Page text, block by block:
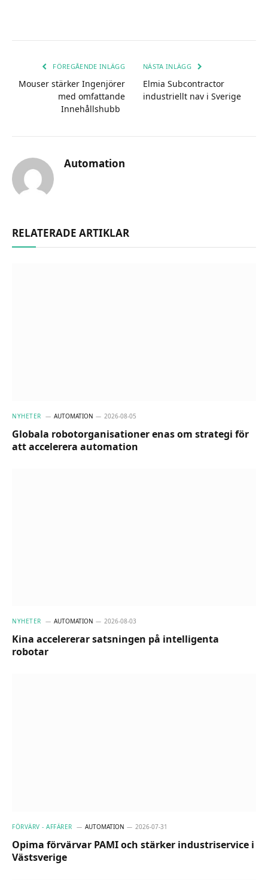
FÖREGÅENDE INLÄGG
Mouser stärker Ingenjörer
med omfattande
Innehållshubb
NÄSTA INLÄGG
Elmia Subcontractor
industriellt nav i Sverige
Automation
RELATERADE ARTIKLAR
NYHETER AUTOMATION 2026-08-05
Globala robotorganisationer enas om strategi för
att accelerera automation
NYHETER AUTOMATION 2026-08-03
Kina accelererar satsningen på intelligenta
robotar
FÖRVÄRV - AFFÄRER AUTOMATION 2026-07-31
Opima förvärvar PAMI och stärker industriservice i
Västsverige